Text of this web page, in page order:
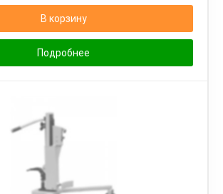
В корзину
Подробнее